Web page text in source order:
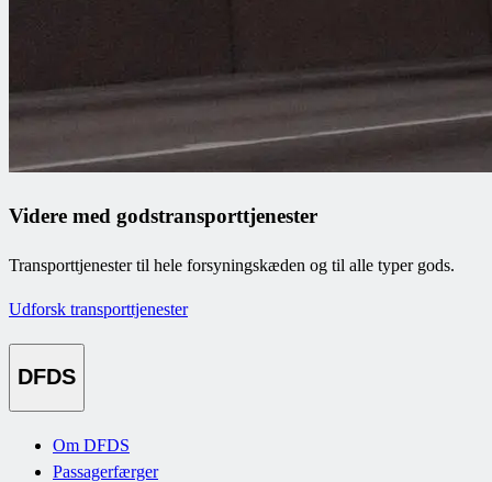
Videre med godstransporttjenester
Transporttjenester til hele forsyningskæden og til alle typer gods.
Udforsk transporttjenester
DFDS
Om DFDS
Passagerfærger